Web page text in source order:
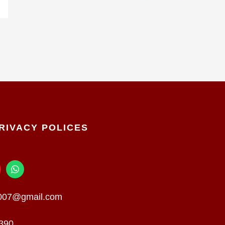
POLICES
W
h
t
s